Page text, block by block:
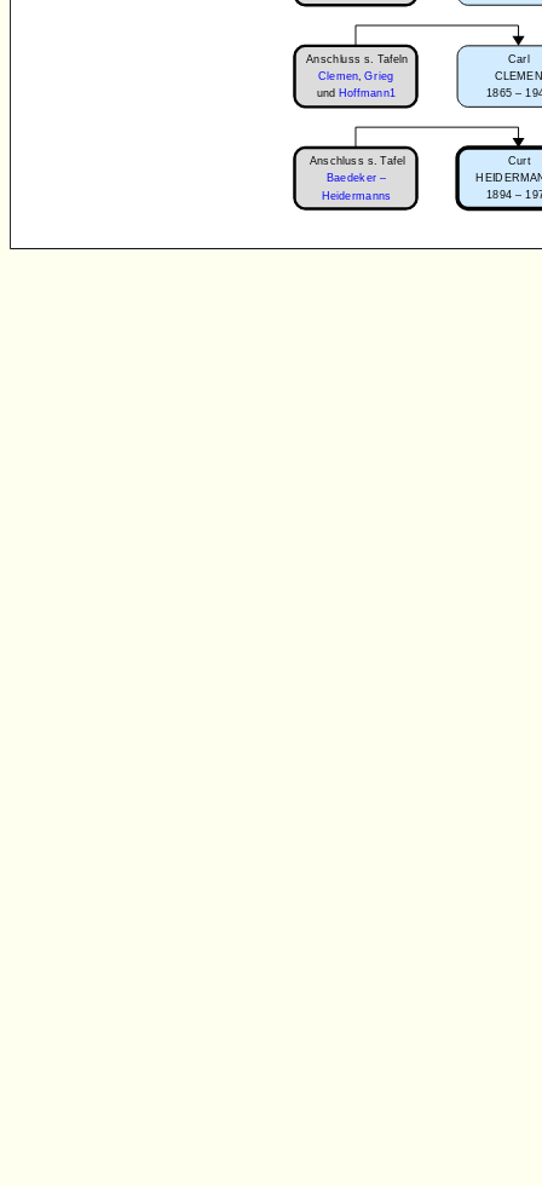
Carl
CLEMEN
1865 –
Curt
1894 –
Anschluss s. Tafeln
Clemen,Grieg
und Hoffmann1
Anschluss s. Tafel
Baedeker –
Heidermanns